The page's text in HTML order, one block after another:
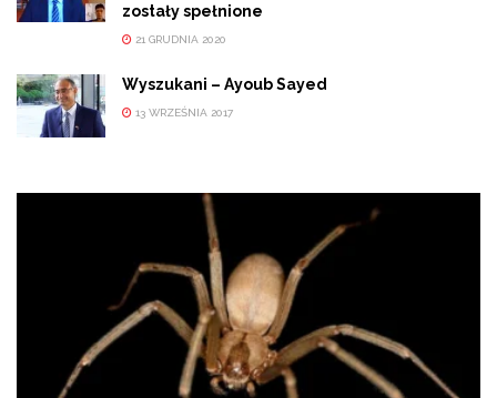
zostały spełnione
21 GRUDNIA 2020
Wyszukani – Ayoub Sayed
13 WRZEŚNIA 2017